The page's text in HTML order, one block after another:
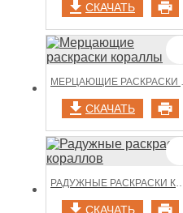
СКАЧАТЬ
СКАЧАТЬ
РАДУЖНЫЕ
СКАЧАТЬ